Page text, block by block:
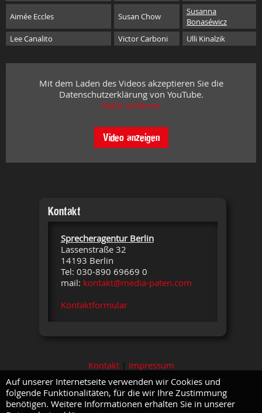
Aimée Eccles Susan Chow
Susanna
Bonaséwicz
Lee Canalito
Victor Carboni Ulli Kinalzik
Mit dem Laden des Videos akzeptieren Sie die
Datenschutzerklärung von YouTube.
Mehr erfahren
Video anzeigen
Kontakt
Sprecheragentur Berlin
Lassenstraße 32
14193 Berlin
Tel: 030-890 69669 0
mail: kontakt@media-paten.com
Kontaktformular
Kontakt| Impressum
Auf unserer Internetseite verwenden wir Cookies und
folgende Funktionalitäten, für die wir Ihre Zustimmung
benötigen. Weitere Informationen erhalten Sie in unserer